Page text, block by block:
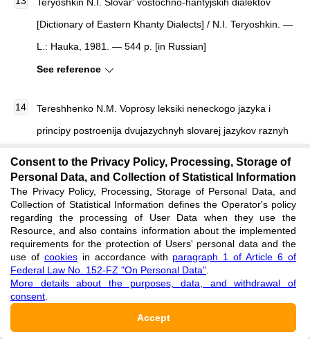
[Dictionary of Eastern Khanty Dialects] / N.I. Teryoshkin. —
L.: Hauka, 1981. — 544 p. [in Russian]
See reference
Tereshhenko N.M. Voprosy leksiki neneckogo jazyka i
principy postroenija dvujazychnyh slovarej jazykov raznyh
Language Vocabulary and Principles of Building Bilingual
Dictionaries of Languages of Different Systems with
Different Written Tradition] : dis. abst. … Doctor in Philology
/ N.M. Tereshhenko. — L., 1967. — 52 p. [in Russian]
See reference
Udmurtsko-russkij slovar' [Udmurt-Russian Dictionary] / ed.
by V.M. Vahrushev. — M.: Russian language, 1983. — 592
Consent to the Privacy Policy, Processing, Storage of
Personal Data, and Collection of Statistical Information
The Privacy Policy, Processing, Storage of Personal Data, and
Collection of Statistical Information defines the Operator's policy
regarding the processing of User Data when they use the
Resource, and also contains information about the implemented
requirements for the protection of Users' personal data and the
use of cookiesin accordance with paragraph 1 of Article 6 of
Federal Law No. 152-FZ "On Personal Data"
More details about the purposes, data, and withdrawal of
consent
Accept